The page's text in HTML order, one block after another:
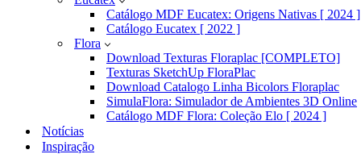
Catálogo MDF Eucatex: Origens Nativas [ 2024 ]
Catálogo Eucatex [ 2022 ]
Flora
Download Texturas Floraplac [COMPLETO]
Texturas SketchUp FloraPlac
Download Catalogo Linha Bicolors Floraplac
SimulaFlora: Simulador de Ambientes 3D Online
Catálogo MDF Flora: Coleção Elo [ 2024 ]
Notícias
Inspiração